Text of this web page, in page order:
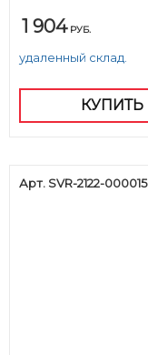
1 904 РУБ.
удаленный склад.
КУПИТЬ
Арт. SVR-2122-000015